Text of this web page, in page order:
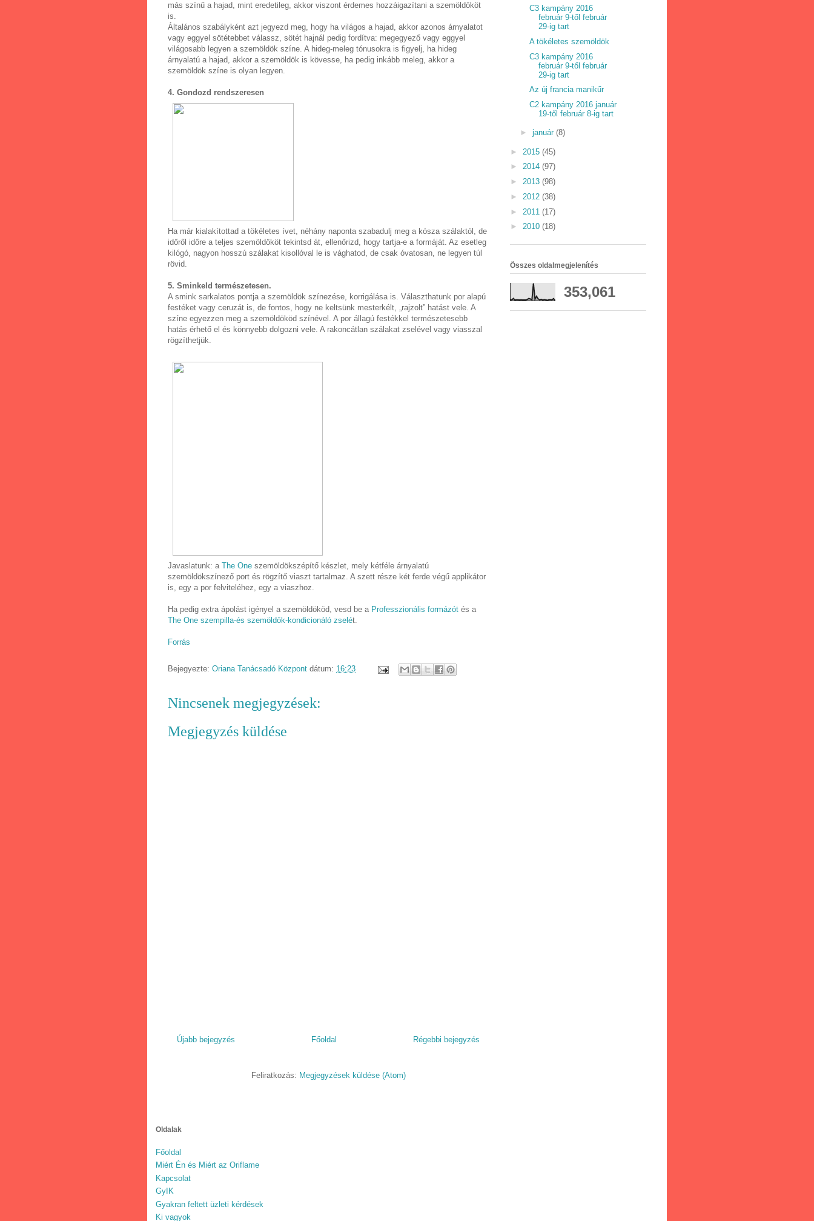
más színű a hajad, mint eredetileg, akkor viszont érdemes hozzáigazítani a szemöldököt
is.
Általános szabályként azt jegyezd meg, hogy ha világos a hajad, akkor azonos árnyalatot
vagy eggyel sötétebbet válassz, sötét hajnál pedig fordítva: megegyező vagy eggyel
világosabb legyen a szemöldök színe. A hideg-meleg tónusokra is figyelj, ha hideg
árnyalatú a hajad, akkor a szemöldök is kövesse, ha pedig inkább meleg, akkor a
szemöldök színe is olyan legyen.
4. Gondozd rendszeresen
Ha már kialakítottad a tökéletes ívet, néhány naponta szabadulj meg a kósza szálaktól, de
időről időre a teljes szemöldököt tekintsd át, ellenőrizd, hogy tartja-e a formáját. Az esetleg
kilógó, nagyon hosszú szálakat kisollóval le is vághatod, de csak óvatosan, ne legyen túl
rövid.
5. Sminkeld természetesen.
A smink sarkalatos pontja a szemöldök színezése, korrigálása is. Választhatunk por alapú
festéket vagy ceruzát is, de fontos, hogy ne keltsünk mesterkélt, „rajzolt” hatást vele. A
színe egyezzen meg a szemöldököd színével. A por állagú festékkel természetesebb
hatás érhető el és könnyebb dolgozni vele. A rakoncátlan szálakat zselével vagy viasszal
rögzíthetjük.
Javaslatunk: a The One szemöldökszépítő készlet, mely kétféle árnyalatú
szemöldökszínező port és rögzítő viaszt tartalmaz. A szett része két ferde végű applikátor
is, egy a por felviteléhez, egy a viaszhoz.
Ha pedig extra ápolást igényel a szemöldököd, vesd be a Professzionális formázót és a
The One szempilla-és szemöldök-kondicionáló zselét.
Forrás
Bejegyezte: Oriana Tanácsadó Központ dátum: 16:23
Nincsenek megjegyzések:
Megjegyzés küldése
Újabb bejegyzés Régebbi bejegyzés
Főoldal
Feliratkozás: Megjegyzések küldése (Atom)
C3 kampány 2016
február 9-től február
29-ig tart
A tökéletes szemöldök
C3 kampány 2016
február 9-től február
29-ig tart
Az új francia manikűr
C2 kampány 2016 január
19-től február 8-ig tart
► január (8)
► 2015 (45)
► 2014 (97)
► 2013 (98)
► 2012 (38)
► 2011 (17)
► 2010 (18)
Összes oldalmegjelenítés
353,061
Oldalak
Főoldal
Miért Én és Miért az Oriflame
Kapcsolat
GyIK
Gyakran feltett üzleti kérdések
Ki vagyok